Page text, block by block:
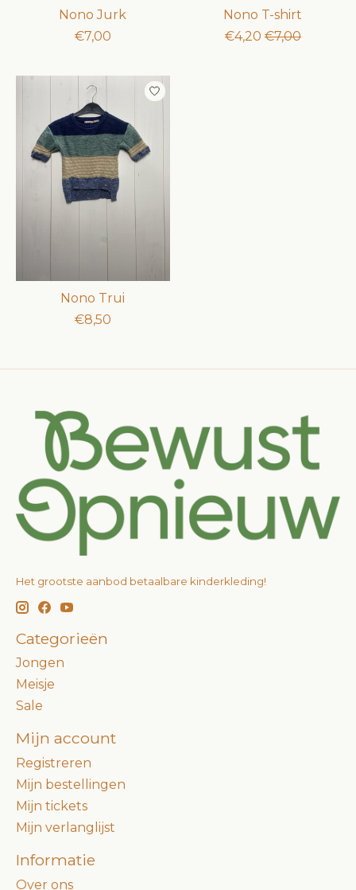
Nono Jurk
€7,00
Nono T-shirt
€4,20 €7,00
Nono Trui
€8,50
Het grootste aanbod betaalbare kinderkleding!
Categorieën
Jongen
Meisje
Sale
Mijn account
Registreren
Mijn bestellingen
Mijn tickets
Mijn verlanglijst
Informatie
Over ons